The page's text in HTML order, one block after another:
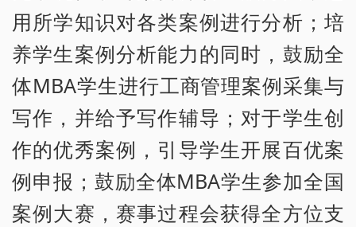
用所学知识对各类案例进行分析；培
养学生案例分析能力的同时，鼓励全
体MBA学生进行工商管理案例采集与
写作，并给予写作辅导；对于学生创
作的优秀案例，引导学生开展百优案
例申报；鼓励全体MBA学生参加全国
案例大赛，赛事过程会获得全方位支